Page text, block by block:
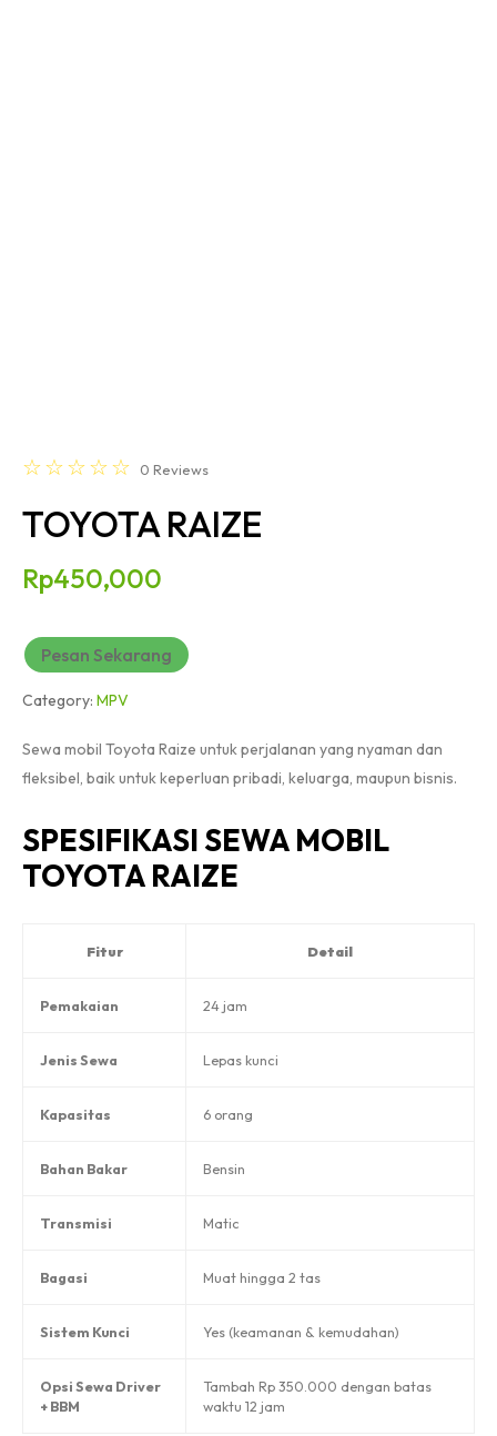
☆☆☆☆☆ 0 Reviews
TOYOTA RAIZE
Rp450,000
Pesan Sekarang
Category: MPV
Sewa mobil Toyota Raize untuk perjalanan yang nyaman dan
fleksibel, baik untuk keperluan pribadi, keluarga, maupun bisnis.
SPESIFIKASI SEWA MOBIL
TOYOTA RAIZE
Fitur Detail
Pemakaian 24 jam
Jenis Sewa Lepas kunci
Kapasitas 6 orang
Bahan Bakar Bensin
Transmisi Matic
Bagasi Muat hingga 2 tas
Sistem Kunci Yes (keamanan & kemudahan)
Opsi Sewa Driver
+ BBM
Tambah Rp 350.000 dengan batas
waktu 12 jam